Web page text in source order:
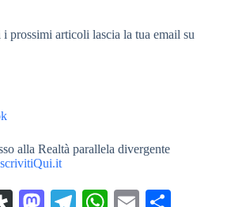
i prossimi articoli lascia la tua email su
alla Realtà parallela divergente